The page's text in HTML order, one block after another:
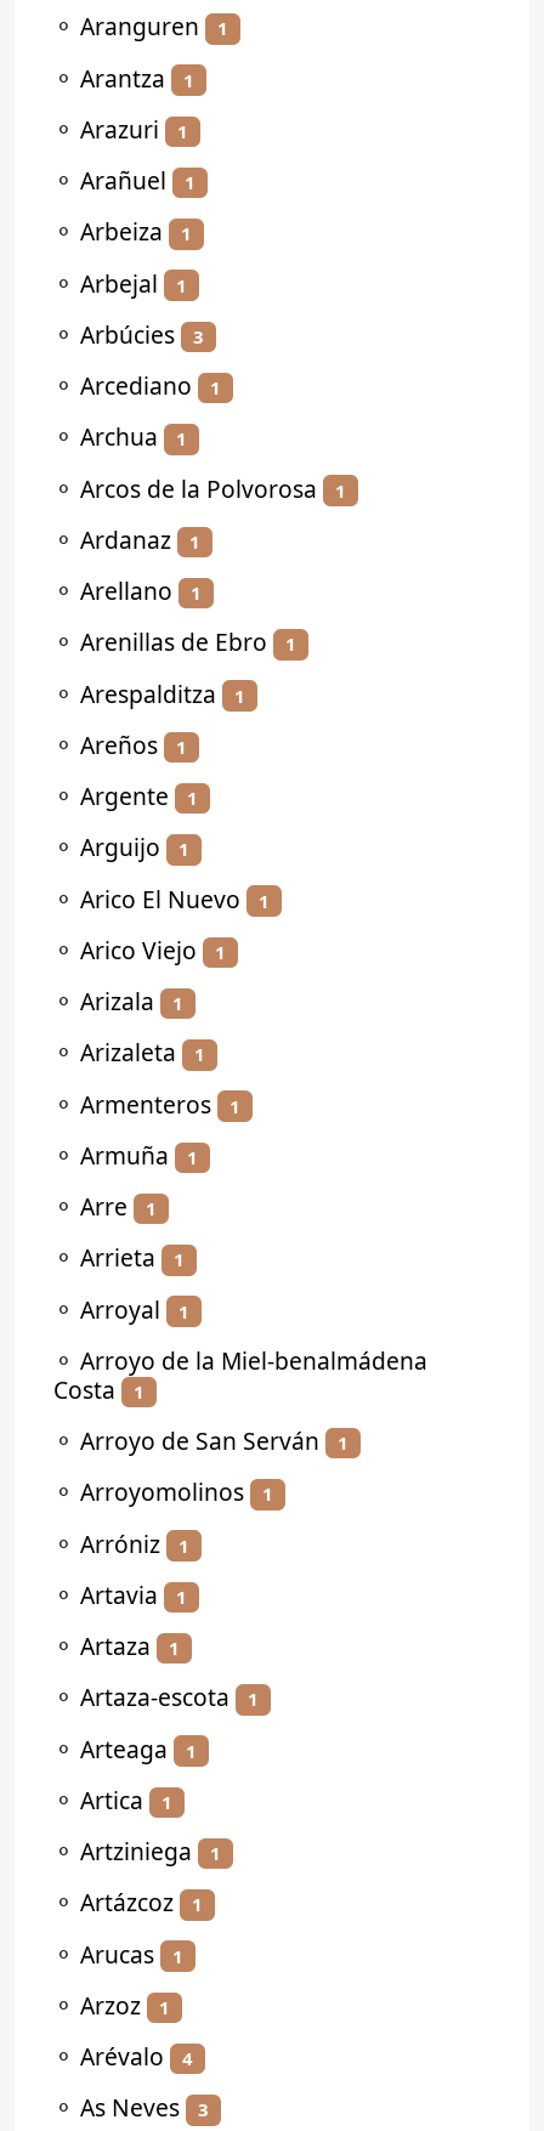
⚬ Aranguren 1
⚬ Arantza 1
⚬ Arazuri 1
⚬ Arañuel 1
⚬ Arbeiza 1
⚬ Arbejal 1
⚬ Arbúcies 3
⚬ Arcediano 1
⚬ Archua 1
⚬ Arcos de la Polvorosa 1
⚬ Ardanaz 1
⚬ Arellano 1
⚬ Arenillas de Ebro 1
⚬ Arespalditza 1
⚬ Areños 1
⚬ Argente 1
⚬ Arguijo 1
⚬ Arico El Nuevo 1
⚬ Arico Viejo 1
⚬ Arizala 1
⚬ Arizaleta 1
⚬ Armenteros 1
⚬ Armuña 1
⚬ Arre 1
⚬ Arrieta 1
⚬ Arroyal 1
⚬ Arroyo de la Miel-benalmádena
Costa
1
⚬ Arroyo de San Serván 1
⚬ Arroyomolinos 1
⚬ Arróniz 1
⚬ Artavia 1
⚬ Artaza 1
⚬ Artaza-escota 1
⚬ Arteaga 1
⚬ Artica 1
⚬ Artziniega 1
⚬ Artázcoz 1
⚬ Arucas 1
⚬ Arzoz 1
⚬ Arévalo 4
⚬ As Neves 3